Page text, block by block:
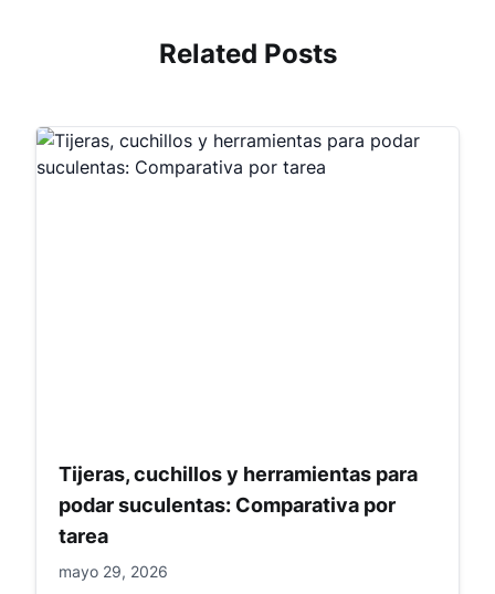
Related Posts
Tijeras, cuchillos y herramientas para
podar suculentas: Comparativa por
tarea
mayo 29, 2026